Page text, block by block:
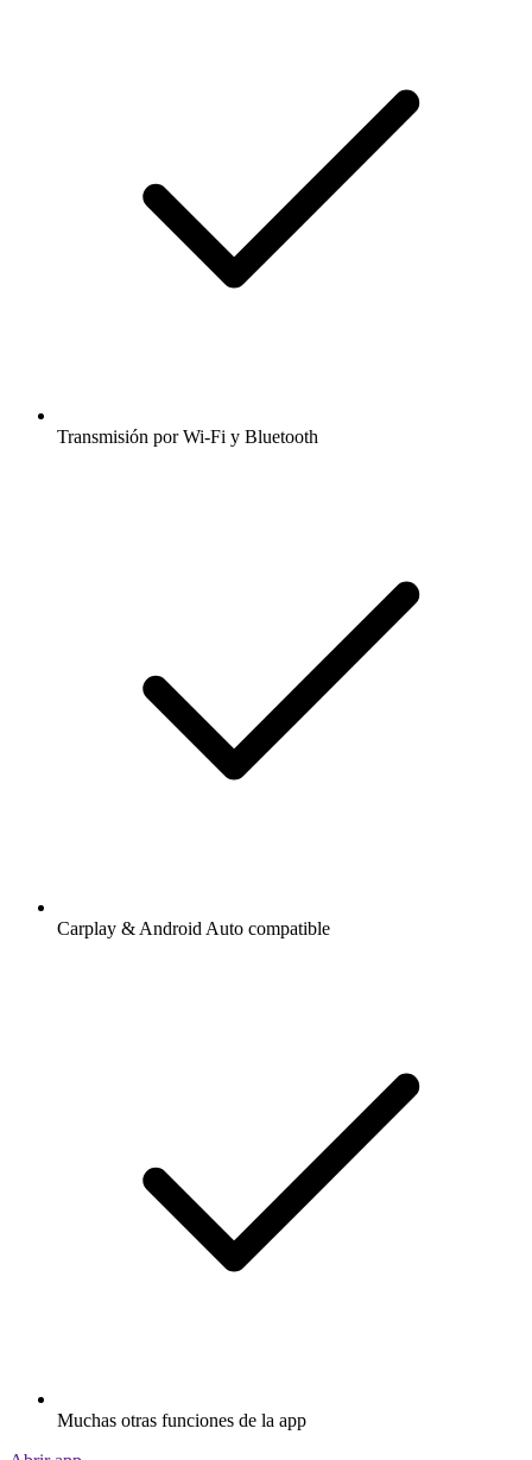
Transmisión por Wi-Fi y Bluetooth
Carplay & Android Auto compatible
Muchas otras funciones de la app